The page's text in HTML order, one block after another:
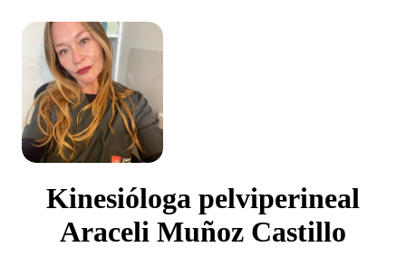
Kinesióloga pelviperineal
Araceli Muñoz Castillo